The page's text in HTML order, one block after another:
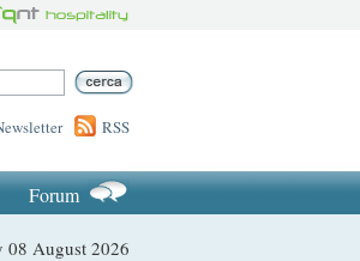
RSS
Forum
08 August 2026